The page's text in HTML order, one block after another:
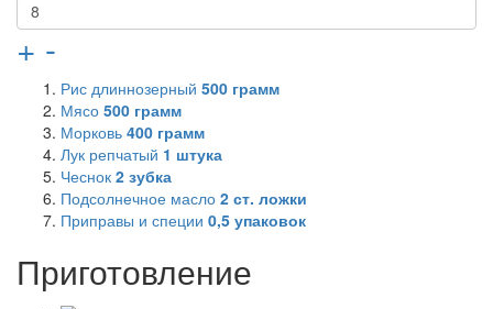
+ -
Рис длиннозерный 500 грамм
Мясо 500 грамм
Морковь 400 грамм
Лук репчатый 1 штука
Чеснок 2 зубка
Подсолнечное масло 2 ст. ложки
Приправы и специи 0,5 упаковок
Приготовление